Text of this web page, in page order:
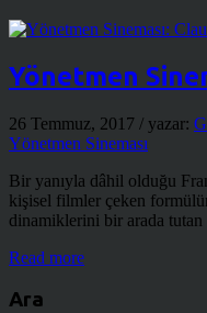
Yönetmen
26 Temmuz, 2017 / yazar:
Yönetmen Sineması
Bir yanıyla dâhil olduğu
kişisel filmler çeken
dinamiklerini bir arada tutan
Read more
Ara